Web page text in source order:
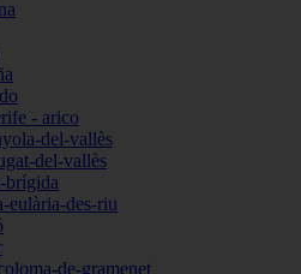
- arico
del-vallès
del-vallès
brígida
eulària-des-riu
de-gramenet